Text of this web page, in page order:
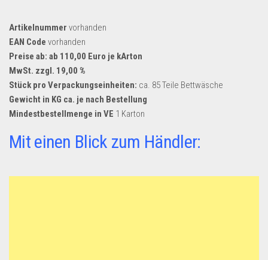
Artikelnummer vorhanden
EAN Code vorhanden
Preise ab: ab 110,00 Euro je kArton
MwSt. zzgl. 19,00 %
Stück pro Verpackungseinheiten: ca. 85 Teile Bettwäsche
Gewicht in KG ca. je nach Bestellung
Mindestbestellmenge in VE 1 Karton
Mit einen Blick zum Händler: